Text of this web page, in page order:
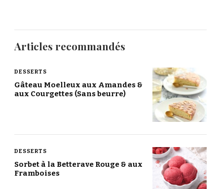
Articles recommandés
DESSERTS
Gâteau Moelleux aux Amandes &
aux Courgettes (Sans beurre)
DESSERTS
Sorbet à la Betterave Rouge & aux
Framboises